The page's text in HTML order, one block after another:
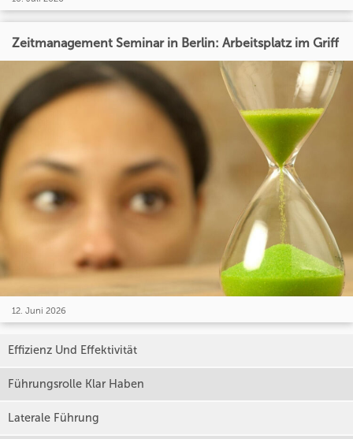
Zeitmanagement Seminar in Berlin: Arbeitsplatz im Griff
12. Juni 2026
Effizienz Und Effektivität
Führungsrolle Klar Haben
Laterale Führung